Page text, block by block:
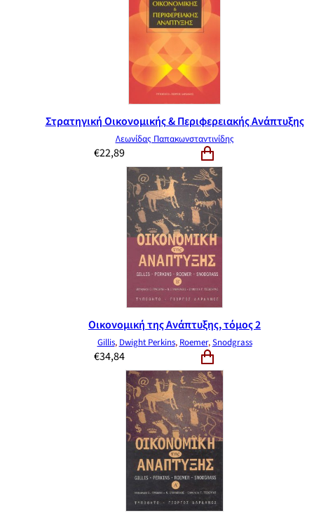
Στρατηγική Οικονομικής & Περιφερειακής Ανάπτυξης
Λεωνίδας Παπακωνσταντινίδης
€22,89
Οικονομική της Ανάπτυξης, τόμος 2
Gillis, Dwight Perkins, Roemer,Snodgrass
€34,84